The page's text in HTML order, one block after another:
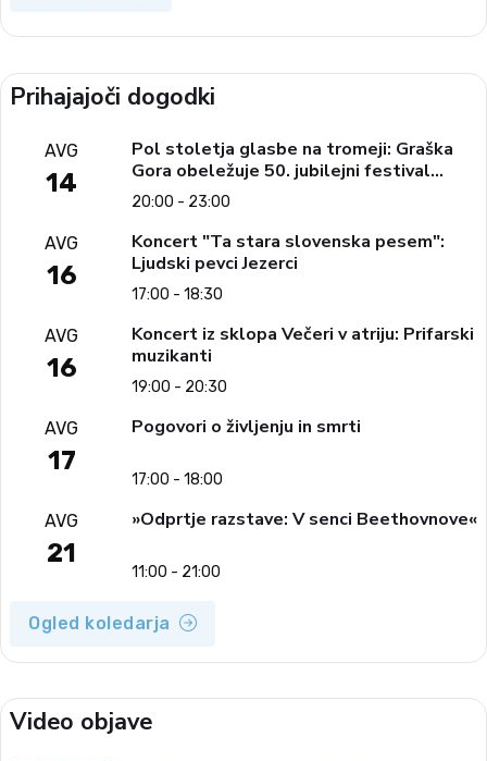
Prihajajoči dogodki
AVG
14
Pol stoletja glasbe na tromeji: Graška
Gora obeležuje 50. jubilejni festival
narodno-zabavne glasbe
20:00 - 23:00
AVG
16
Koncert "Ta stara slovenska pesem":
Ljudski pevci Jezerci
17:00 - 18:30
AVG
16
Koncert iz sklopa Večeri v atriju: Prifarski
muzikanti
19:00 - 20:30
AVG
17
Pogovori o življenju in smrti
17:00 - 18:00
AVG
21
»Odprtje razstave: V senci Beethovnove«
11:00 - 21:00
Ogled koledarja
Video objave